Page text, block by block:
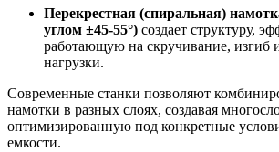
Перекрестная (спиральная)
углом ±45-55°) создает структуру,
работающую на скручивание, изгиб
нагрузки.
Современные станки позволяют
намотки в разных слоях, создавая
оптимизированную под конкретные
емкости.